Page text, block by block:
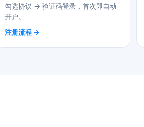
勾选协议 → 验证码登录，首次即自动
开户。
注册流程 →